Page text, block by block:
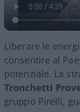
Liberare le
consentire al
potenziale. La
Tronchetti
gruppo Pirelli,